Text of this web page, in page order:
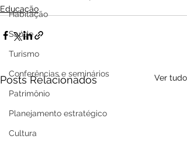
Habitação
Saúde
Turismo
Conferências e seminários
Patrimônio
Planejamento estratégico
Cultura
Educação
Posts Relacionados Ver tudo